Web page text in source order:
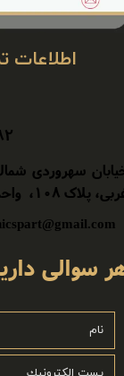
اطلاعات
سهروردی
پلاک ۱۰۸، واحد ۱۱۰​​​​​​​​​​​​​​